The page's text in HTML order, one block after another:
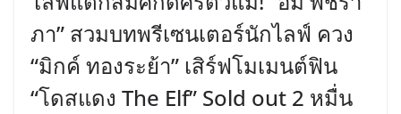
ภา” สวมบทพรีเซนเตอร์นักไลฟ์ ควง
“มิกค์ ทองระย้า” เสิร์ฟโมเมนต์ฟิน
“โดสแดง The Elf” Sold out 2 หมื่น